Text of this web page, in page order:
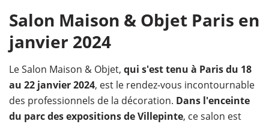
Salon Maison & Objet Paris en
janvier 2024
Le Salon Maison & Objet, qui s'est tenu à Paris du 18
au 22 janvier 2024, est le rendez-vous incontournable
des professionnels de la décoration. Dans l'enceinte
du parc des expositions de Villepinte, ce salon est